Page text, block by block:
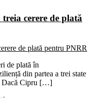
cerere de plată
de plată în
din partea a trei state
Dacă Cipru […]